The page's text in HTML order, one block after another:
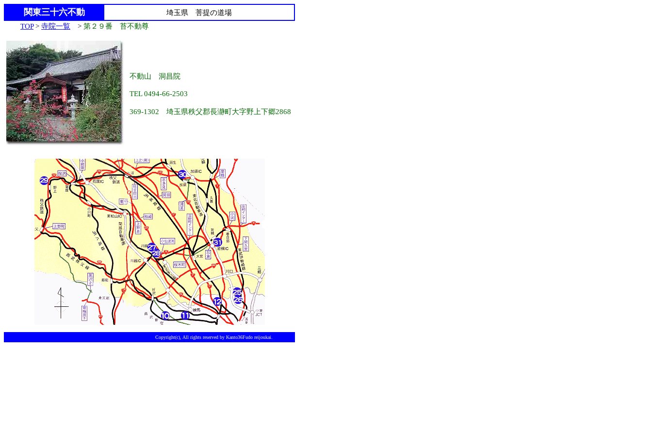
関東三十六不動
埼玉県 菩提の道場
TOP> 寺院一覧 > 第２９番 苔不動尊
不動山 洞昌院
TEL 0494-66-2503
369-1302 埼玉県秩父郡長瀞町大字野上下郷2868
Copyright(c), All rights reserved by Kanto36Fudo reijoukai.